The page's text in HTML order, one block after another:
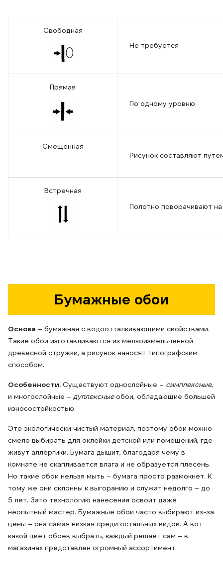
Свободная
Не требуется
Прямая
По одному уровню
Смещенная
Рисунок составляют
Встречная
Полотно поворачивают на
Бумажные обои
Основа – бумажная с водоотталкивающими свойствами.
Такие обои изготавливаются из мелкоизмельченной
древесной стружки, а рисунок наносят типографским
способом.
Особенности. Существуют однослойные – симплексные,
и многослойные – дуплексныеобои, обладающие большей
износостойкостью.
Это экологически чистый материал, поэтому обои можно
смело выбирать для оклейки детской или помещений, где
живут аллергики. Бумага дышит, благодаря чему в
комнате не скапливается влага и не образуется плесень.
Но такие обои нельзя мыть – бумага просто размокнет. К
тому же они склонны к выгоранию и служат недолго – до
5 лет. Зато технологию нанесения освоит даже
неопытный мастер. Бумажные обои часто выбирают из-за
цены – она самая низкая среди остальных видов. А вот
какой цвет обоев выбрать, каждый решает сам – в
магазинах представлен огромный ассортимент.